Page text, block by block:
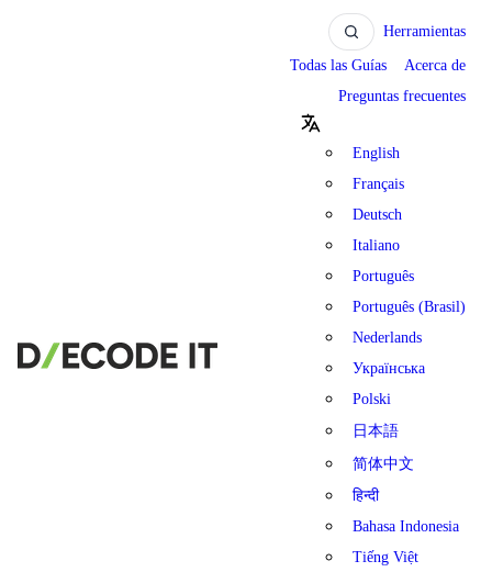
Herramientas
Todas las Guías
Acerca de
Preguntas frecuentes
English
Français
Deutsch
Italiano
Português
Português (Brasil)
Nederlands
Українська
Polski
日本語
简体中文
हिन्दी
Bahasa Indonesia
Tiếng Việt